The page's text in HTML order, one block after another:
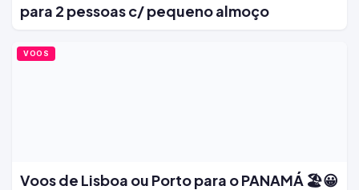
para 2 pessoas c/ pequeno almoço
VOOS
Voos de Lisboa ou Porto para o PANAMÁ 🏖️😀